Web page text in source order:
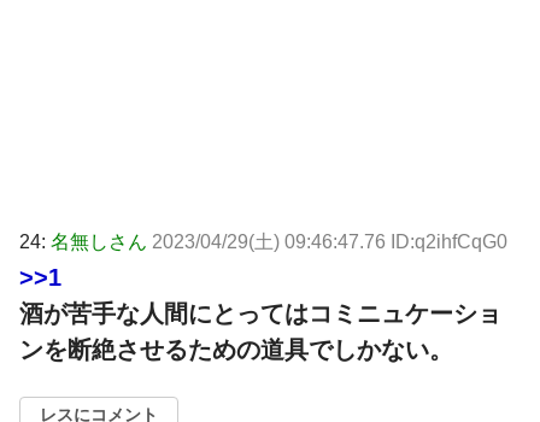
24: 名無しさん 2023/04/29(土) 09:46:47.76 ID:q2ihfCqG0
>>1
酒が苦手な人間にとってはコミニュケーショ
ンを断絶させるための道具でしかない。
レスにコメント